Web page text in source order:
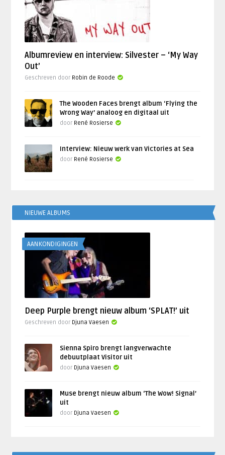
Albumreview en interview: Silvester – ‘My Way
Out’
Geschreven door Robin de Roode
The Wooden Faces brengt album ‘Flying the
Wrong Way’ analoog en digitaal uit
door René Rosierse
Interview: Nieuw werk van Victories at Sea
door René Rosierse
NIEUWE ALBUMS
AANKONDIGINGEN
Deep Purple brengt nieuw album ‘SPLAT!’ uit
Geschreven door Djuna Vaesen
Sienna Spiro brengt langverwachte
debuutplaat Visitor uit
door Djuna Vaesen
Muse brengt nieuw album ‘The Wow! Signal’
uit
door Djuna Vaesen